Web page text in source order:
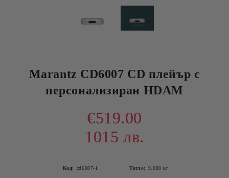
Marantz CD6007 CD плейър с
персонализиран HDAM
€519.00
1015 лв.
Код: cd6007-1 Тегло: 9.000 кг